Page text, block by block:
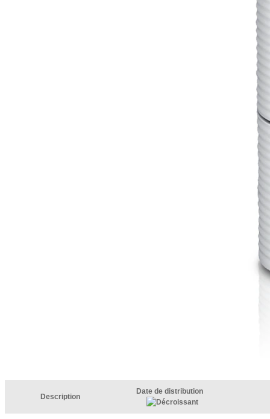
Description
Date de distribution